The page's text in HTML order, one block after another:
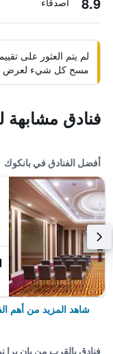
لم يتم العثور على
مسح كل شيء لعرض
فنادق مشابهة
أفضل الفنادق في بانكوك
شاهد المزيد من أهم
فنادق بالقرب من بان برا